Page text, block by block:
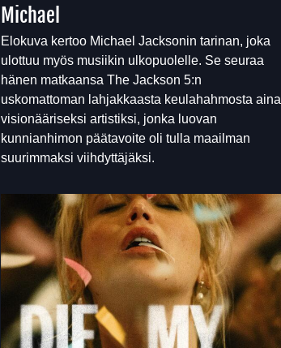
Michael
Elokuva kertoo Michael Jacksonin tarinan, joka
ulottuu myös musiikin ulkopuolelle. Se seuraa
hänen matkaansa The Jackson 5:n
uskomattoman lahjakkaasta keulahahmosta aina
visionääriseksi artistiksi, jonka luovan
kunnianhimon päätavoite oli tulla maailman
suurimmaksi viihdyttäjäksi.